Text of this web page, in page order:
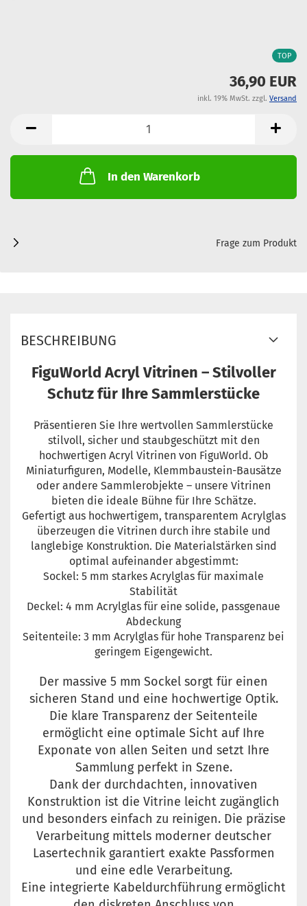
TOP
36,90 EUR
inkl. 19% MwSt. zzgl. Versand
In den Warenkorb
Frage zum Produkt
BESCHREIBUNG
FiguWorld Acryl Vitrinen – Stilvoller
Schutz für Ihre Sammlerstücke
Präsentieren Sie Ihre wertvollen Sammlerstücke
stilvoll, sicher und staubgeschützt mit den
hochwertigen Acryl Vitrinen von FiguWorld. Ob
Miniaturfiguren, Modelle, Klemmbaustein-Bausätze
oder andere Sammlerobjekte – unsere Vitrinen
bieten die ideale Bühne für Ihre Schätze.
Gefertigt aus hochwertigem, transparentem Acrylglas
überzeugen die Vitrinen durch ihre stabile und
langlebige Konstruktion. Die Materialstärken sind
optimal aufeinander abgestimmt:
Sockel: 5 mm starkes Acrylglas für maximale
Stabilität
Deckel: 4 mm Acrylglas für eine solide, passgenaue
Abdeckung
Seitenteile: 3 mm Acrylglas für hohe Transparenz bei
geringem Eigengewicht.
Der massive 5 mm Sockel sorgt für einen
sicheren Stand und eine hochwertige Optik.
Die klare Transparenz der Seitenteile
ermöglicht eine optimale Sicht auf Ihre
Exponate von allen Seiten und setzt Ihre
Sammlung perfekt in Szene.
Dank der durchdachten, innovativen
Konstruktion ist die Vitrine leicht zugänglich
und besonders einfach zu reinigen. Die präzise
Verarbeitung mittels moderner deutscher
Lasertechnik garantiert exakte Passformen
und eine edle Verarbeitung.
Eine integrierte Kabeldurchführung ermöglicht